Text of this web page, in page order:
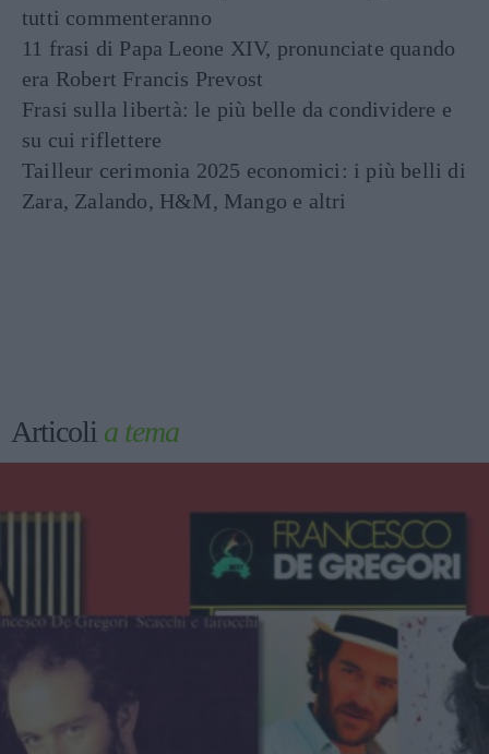
tutti commenteranno
11 frasi di Papa Leone XIV, pronunciate quando
era Robert Francis Prevost
Frasi sulla libertà: le più belle da condividere e
su cui riflettere
Tailleur cerimonia 2025 economici: i più belli di
Zara, Zalando, H&M, Mango e altri
Articoli a tema